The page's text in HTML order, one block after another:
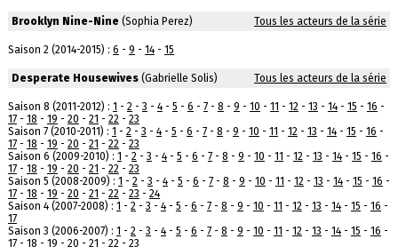
Brooklyn Nine-Nine(Sophia Perez) Tous les acteurs de la série
Saison 2 (2014-2015) : 6 - 9 - 14- 15
Desperate Housewives(Gabrielle Solis) Tous les acteurs de la série
Saison 8 (2011-2012) : 1 - 2- 3 - 4- 5 - 6 - 7- 8 - 9 - 10 - 11 - 12- 13 - 14- 15 - 16 -
17- 18 - 19 - 20 - 21 - 22- 23
Saison 7 (2010-2011) : 1 - 2- 3 - 4- 5 - 6 - 7- 8 - 9 - 10 - 11 - 12- 13 - 14- 15 - 16 -
17- 18 - 19 - 20 - 21 - 22- 23
Saison 6 (2009-2010) : 1 - 2- 3 - 4- 5 - 6 - 7- 8 - 9 - 10 - 11 - 12- 13 - 14- 15 - 16 -
17- 18 - 19 - 20 - 21 - 22- 23
Saison 5 (2008-2009) : 1 - 2- 3 - 4- 5 - 6 - 7- 8 - 9 - 10 - 11 - 12- 13 - 14- 15 - 16 -
17- 18 - 19 - 20 - 21 - 22- 23 - 24
Saison 4 (2007-2008) : 1 - 2- 3 - 4- 5 - 6 - 7- 8 - 9 - 10 - 11 - 12- 13 - 14- 15 - 16 -
17
Saison 3 (2006-2007) : 1 - 2- 3 - 4- 5 - 6 - 7- 8 - 9 - 10 - 11 - 12- 13 - 14- 15 - 16 -
17- 18 - 19 - 20 - 21 - 22- 23